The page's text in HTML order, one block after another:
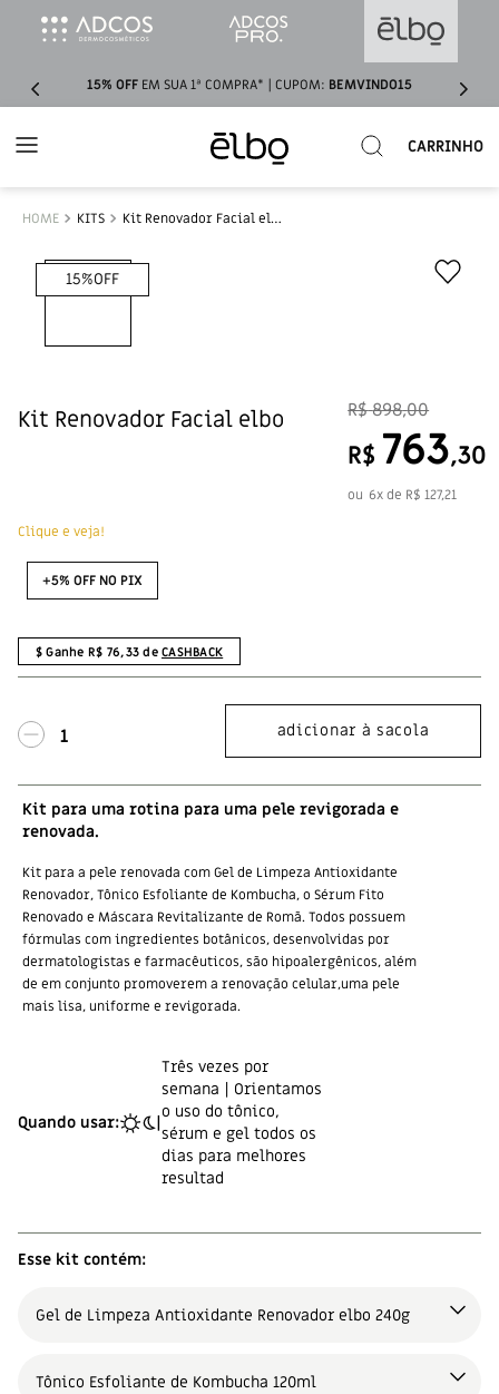
15% OFF EM SUA 1ª COMPRA* | CUPOM: BEMVINDO15
KITS Kit Renovador Facial elbo
15%OFF
Kit Renovador Facial elbo R$898,00
R$ 763,30
ou 6x de R$ 127,21
Clique e veja!
+5% OFF NO PIX
$ Ganhe R$ 76,33 de CASHBACK
Kit para uma rotina para uma pele revigorada e
renovada.
Kit para a pele renovada com Gel de Limpeza Antioxidante
Renovador, Tônico Esfoliante de Kombucha, o Sérum Fito
Renovado e Máscara Revitalizante de Romã. Todos possuem
fórmulas com ingredientes botânicos, desenvolvidas por
dermatologistas e farmacêuticos, são hipoalergênicos, além
de em conjunto promoverem a renovação celular,uma pele
mais lisa, uniforme e revigorada.
Quando usar: |
Três vezes por
semana | Orientamos
o uso do tônico,
sérum e gel todos os
dias para melhores
resultad
Esse kit contém:
Gel de Limpeza Antioxidante Renovador elbo 240g
Tônico Esfoliante de Kombucha 120ml